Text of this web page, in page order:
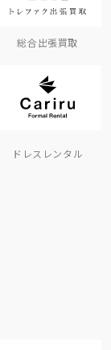
総合出張買取
ドレスレンタル